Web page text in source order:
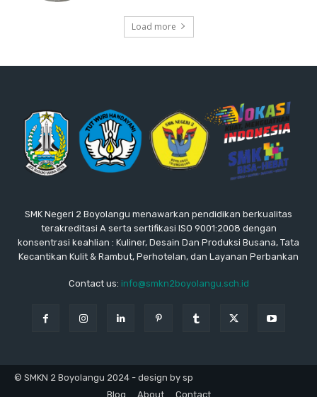
Load more
SMK Negeri 2 Boyolangu menawarkan pendidikan berkualitas
terakreditasi A serta sertifikasi ISO 9001:2008 dengan
konsentrasi keahlian : Kuliner, Desain Dan Produksi Busana, Tata
Kecantikan Kulit & Rambut, Perhotelan, dan Layanan Perbankan
Contact us: info@smkn2boyolangu.sch.id
© SMKN 2 Boyolangu 2024 - design by sp
Blog
About Contact